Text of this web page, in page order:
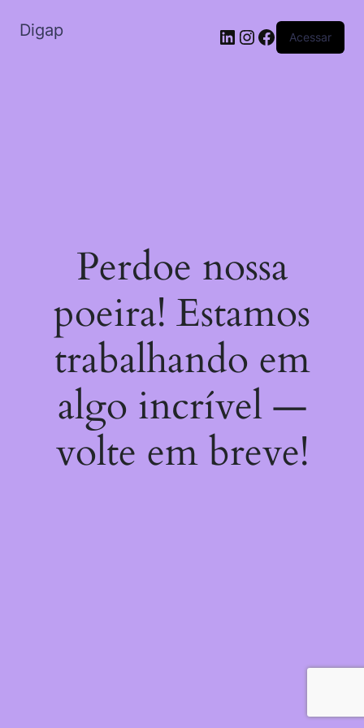
Digap Acessar
Perdoe nossa
poeira! Estamos
trabalhando em
algo incrível —
volte em breve!